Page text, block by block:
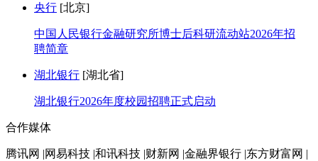
央行 [北京]
中国人民银行金融研究所博士后科研流动站2026年招
聘简章
湖北银行 [湖北省]
湖北银行2026年度校园招聘正式启动
合作媒体
腾讯网 |网易科技 |和讯科技 |财新网 |金融界银行 |东方财富网 |